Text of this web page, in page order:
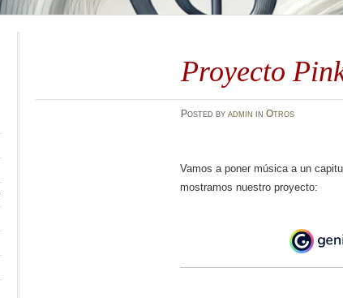
Proyecto
Posted by admin in Otros
Vamos a poner música a un
mostramos nuestro proyecto: